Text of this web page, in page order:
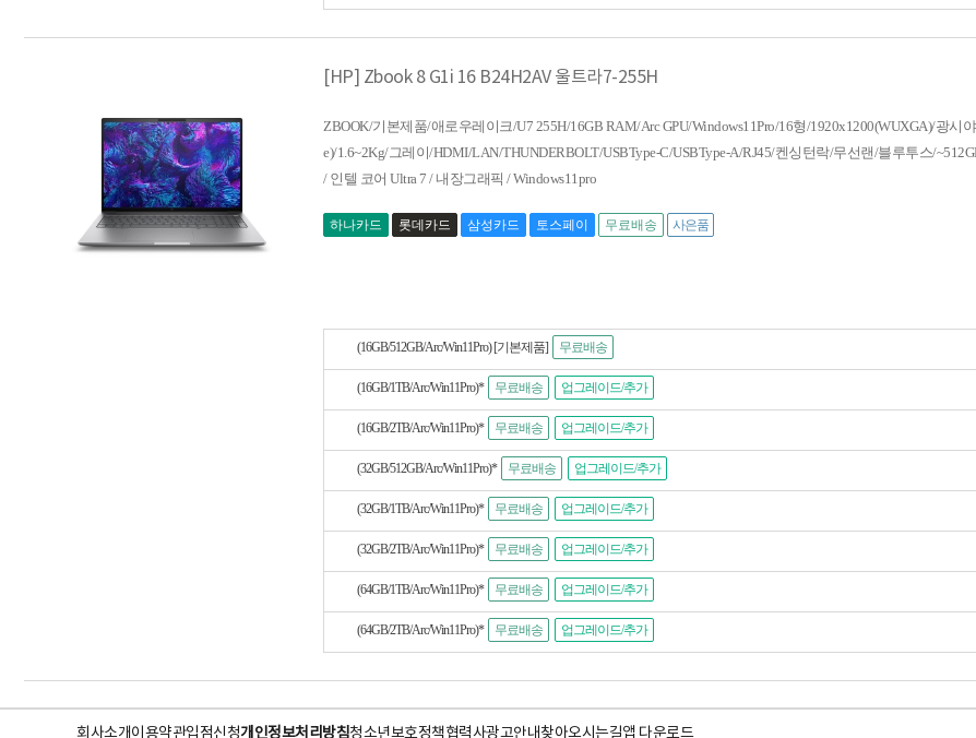
[HP] Zbook 8 G1i 16 B24H2AV 울트라7-255H
ZBOOK/기본제품/애로우레이크/U7 255H/16GB RAM/Arc GPU/Windows11Pro/16형/1920x1200(WUXGA)/광시
e)/1.6~2Kg/그레이/HDMI/LAN/THUNDERBOLT/USBType-C/USBType-A/RJ45/켄싱턴락/무선랜/블루투스/
/ 인텔 코어 Ultra 7 / 내장그래픽 / Windows11pro
하나카드 롯데카드 삼성카드 토스페이 무료배송 사은품
(16GB/512GB/Arc/Win11Pro) [기본제품] 무료배송
(16GB/1TB/Arc/Win11Pro)* 무료배송 업그레이드/추가
(16GB/2TB/Arc/Win11Pro)* 무료배송 업그레이드/추가
(32GB/512GB/Arc/Win11Pro)* 무료배송 업그레이드/추가
(32GB/1TB/Arc/Win11Pro)* 무료배송 업그레이드/추가
(32GB/2TB/Arc/Win11Pro)* 무료배송 업그레이드/추가
(64GB/1TB/Arc/Win11Pro)* 무료배송 업그레이드/추가
(64GB/2TB/Arc/Win11Pro)* 무료배송 업그레이드/추가
회사소개이용약관입점신청개인정보처리방침청소년보호정책협력사광고안내찾아오시는길앱 다운로드